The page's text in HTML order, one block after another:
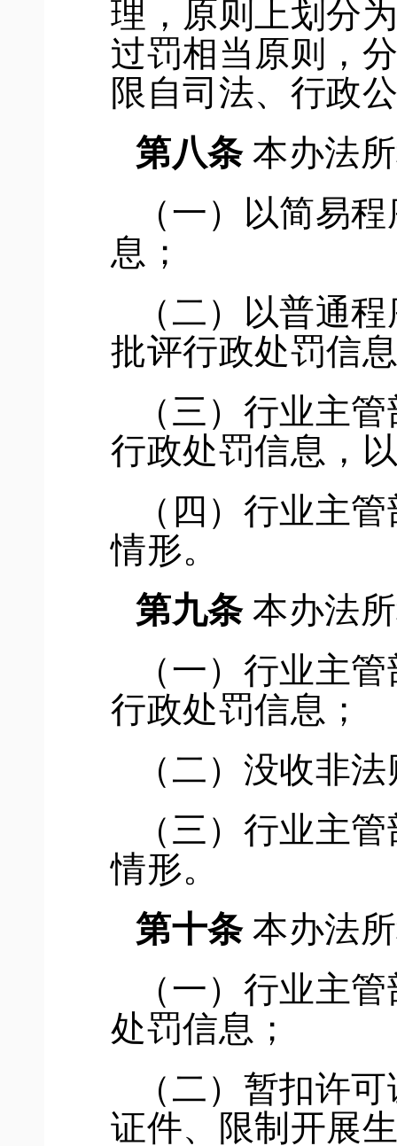
理， 原则上划分
过罚相当原则，
限自司法、行政
第八条本办法
（一）以简易
息；
（二）以普通
批评行政处罚信
（三）行业主
行政处罚信息，
（四）行业主
情形。
第九条本办法
（一）行业主
行政处罚信息；
（二）没收非
（三）行业主
情形。
第十条本办法
（一）行业主
处罚信息；
（二）暂扣许
证件、限制开展